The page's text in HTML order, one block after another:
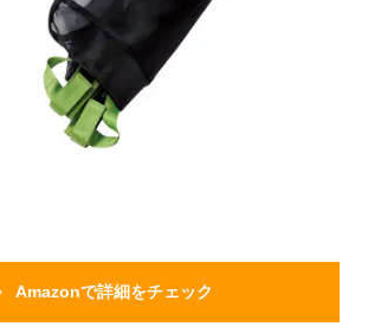
Amazonで詳細をチェック